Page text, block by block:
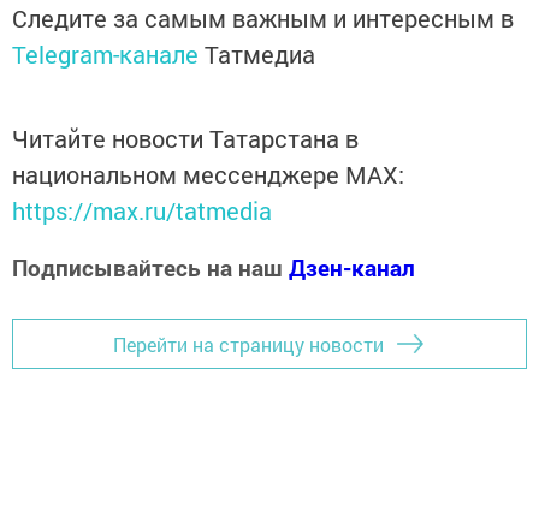
Следите за самым важным и интересным в
Telegram-канале Татмедиа
Читайте новости Татарстана в
национальном мессенджере MАХ:
https://max.ru/tatmedia
Подписывайтесь на наш Дзен-канал
Перейти на страницу новости